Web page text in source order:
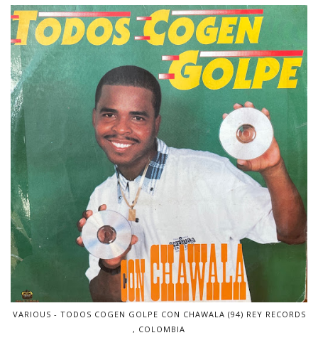
VARIOUS - TODOS COGEN GOLPE CON CHAWALA (94) REY RECORDS
, COLOMBIA